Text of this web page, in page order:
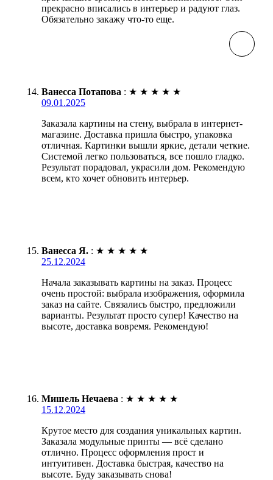
прекрасно вписались в интерьер и радуют глаз.
Обязательно закажу что-то еще.
Ванесса Потапова : ★ ★ ★ ★ ★
09.01.2025
Заказала картины на стену, выбрала в интернет-
магазине. Доставка пришла быстро, упаковка
отличная. Картинки вышли яркие, детали четкие.
Системой легко пользоваться, все пошло гладко.
Результат порадовал, украсили дом. Рекомендую
всем, кто хочет обновить интерьер.
Ванесса Я. : ★ ★ ★ ★ ★
25.12.2024
Начала заказывать картины на заказ. Процесс
очень простой: выбрала изображения, оформила
заказ на сайте. Связались быстро, предложили
варианты. Результат просто супер! Качество на
высоте, доставка вовремя. Рекомендую!
Мишель Нечаева : ★ ★ ★ ★ ★
15.12.2024
Крутое место для создания уникальных картин.
Заказала модульные принты — всё сделано
отлично. Процесс оформления прост и
интуитивен. Доставка быстрая, качество на
высоте. Буду заказывать снова!